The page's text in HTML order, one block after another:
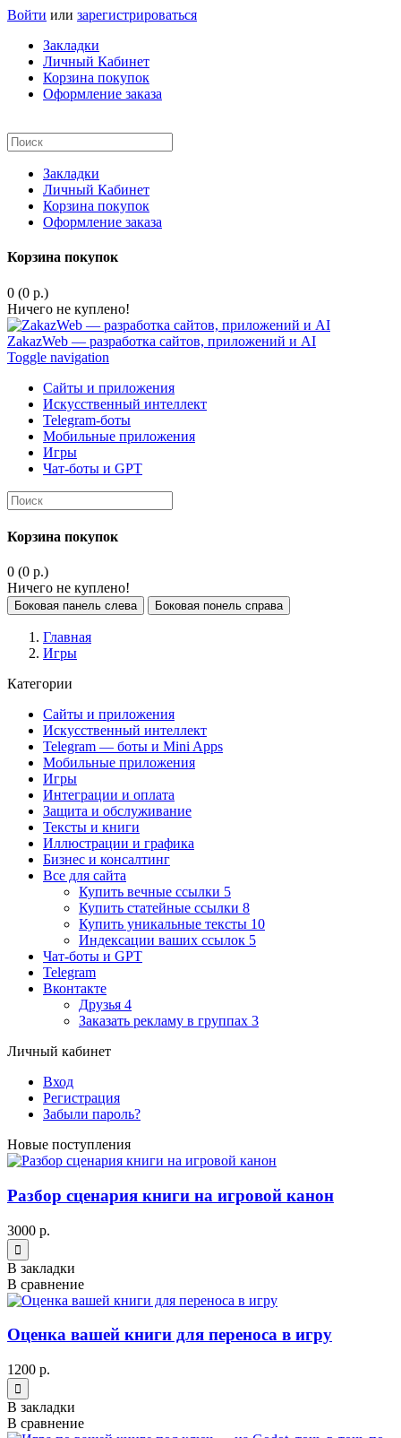
Войти или зарегистрироваться
Закладки
Личный Кабинет
Корзина покупок
Оформление заказа
Закладки
Личный Кабинет
Корзина покупок
Оформление заказа
Корзина покупок
0 (0 р.)
Ничего не куплено!
ZakazWeb — разработка сайтов, приложений и AI
Toggle navigation
Сайты и приложения
Искусственный интеллект
Telegram-боты
Мобильные приложения
Игры
Чат-боты и GPT
Корзина покупок
0 (0 р.)
Ничего не куплено!
Боковая панель слева Боковая понель справа
Главная
Игры
Категории
Сайты и приложения
Искусственный интеллект
Telegram — боты и Mini Apps
Мобильные приложения
Игры
Интеграции и оплата
Защита и обслуживание
Тексты и книги
Иллюстрации и графика
Бизнес и консалтинг
Все для сайта
Купить вечные ссылки 5
Купить статейные ссылки 8
Купить уникальные тексты 10
Индексации ваших ссылок 5
Чат-боты и GPT
Telegram
Вконтакте
Друзья 4
Заказать рекламу в группах 3
Личный кабинет
Вход
Регистрация
Забыли пароль?
Новые поступления
Разбор сценария книги на игровой канон
3000 р.
В закладки
В сравнение
Оценка вашей книги для переноса в игру
1200 р.
В закладки
В сравнение